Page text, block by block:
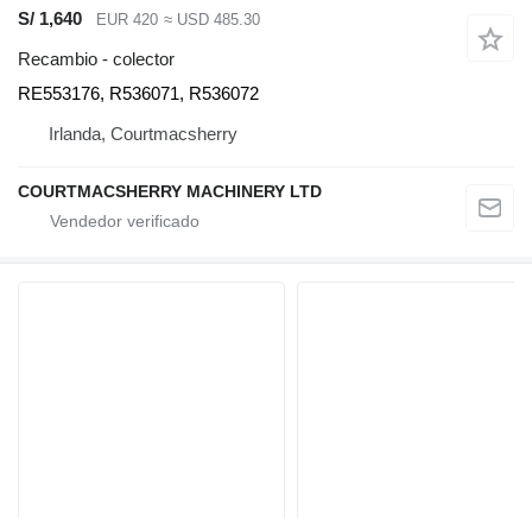
S/ 1,640 EUR 420 ≈ USD 485.30
Recambio - colector
RE553176, R536071, R536072
Irlanda, Courtmacsherry
COURTMACSHERRY MACHINERY LTD